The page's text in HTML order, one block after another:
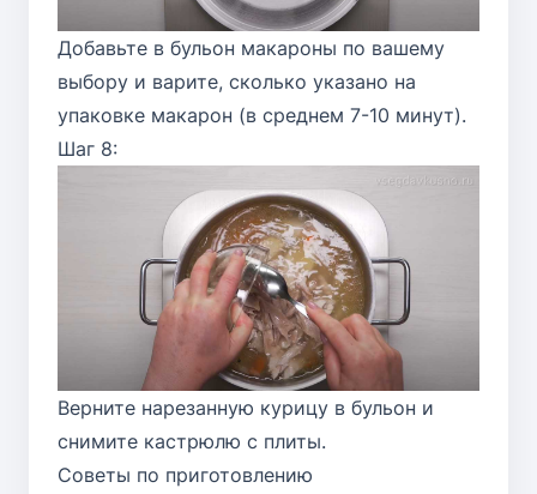
Добавьте в бульон макароны по вашему
выбору и варите, сколько указано на
упаковке макарон (в среднем 7-10 минут).
Шаг 8:
Верните нарезанную курицу в бульон и
снимите кастрюлю с плиты.
Советы по приготовлению